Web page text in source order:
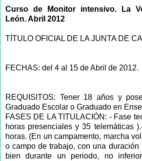
Curso de Monitor intensivo. La
León. Abril 2012
TÍTULO OFICIAL DE LA JUNTA DE
FECHAS: del 4 al 15 de Abril de 2012.
REQUISITOS: Tener 18 años y
Graduado Escolar o Graduado en
FASES DE LA TITULACIÓN: - Fase
horas presenciales y 35 telemáticas
horas. (En un campamento, marcha
o campo de trabajo, con una
bien durante un periodo, no